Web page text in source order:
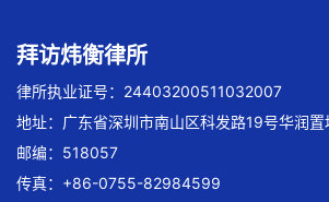
拜访炜衡律所
律所执业证号：24403200511032007
地址：广东省深圳市南山区科发路19号华润
邮编：518057
传真：+86-0755-82984599